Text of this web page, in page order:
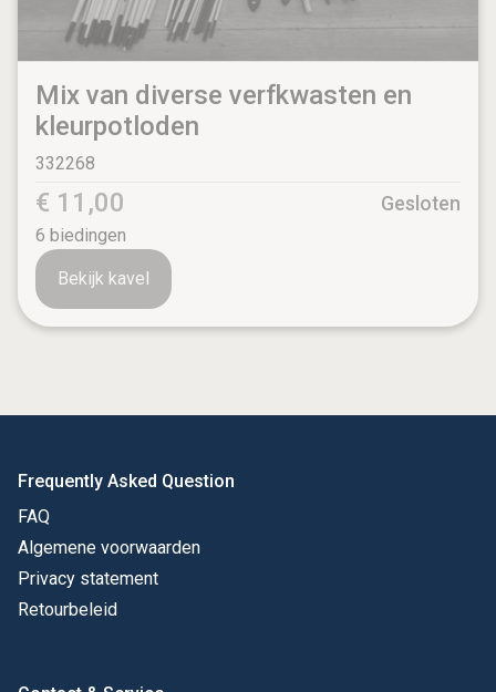
Mix van diverse verfkwasten en
kleurpotloden
332268
€ 11,00
6 biedingen
Gesloten
Bekijk kavel
Frequently Asked Question
FAQ
Algemene voorwaarden
Privacy statement
Retourbeleid